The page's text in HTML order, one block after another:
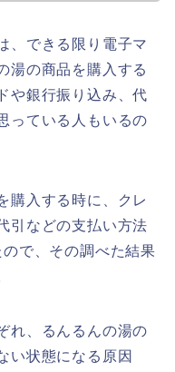
、できる限り電子マ
湯の商品を購入する
や銀行振り込み、代
っている人もいるの
購入する時に、クレ
引などの支払い方法
で、その調べた結果
れ、るんるんの湯の
い状態になる原因